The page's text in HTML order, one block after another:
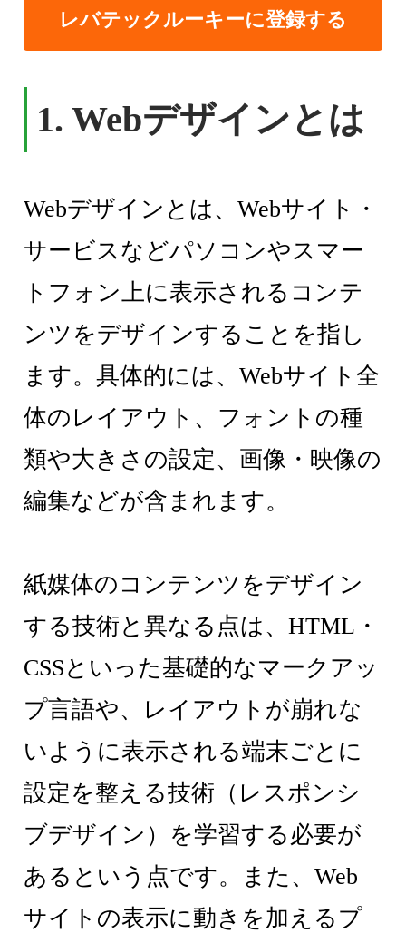
レバテックルーキーに登録する
1. Webデザインとは
Webデザインとは、Webサイト・
サービスなどパソコンやスマー
トフォン上に表示されるコンテ
ンツをデザインすることを指し
ます。具体的には、Webサイト全
体のレイアウト、フォントの種
類や大きさの設定、画像・映像の
編集などが含まれます。
紙媒体のコンテンツをデザイン
する技術と異なる点は、HTML・
CSSといった基礎的なマークアッ
プ言語や、レイアウトが崩れな
いように表示される端末ごとに
設定を整える技術（レスポンシ
ブデザイン）を学習する必要が
あるという点です。また、Web
サイトの表示に動きを加えるプ